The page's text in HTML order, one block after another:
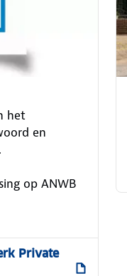
het
en
op ANWB
Private